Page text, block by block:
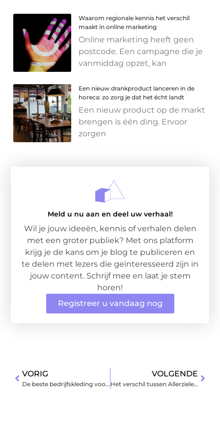
Waarom regionale kennis het verschil
maakt in online marketing
Online marketing heeft geen
postcode. Een campagne die je
vanmiddag opzet, kan
Een nieuw drankproduct lanceren in de
horeca: zo zorg je dat het écht landt
Een nieuw product op de markt
brengen is één ding. Ervoor
zorgen
Meld u nu aan en deel uw verhaal!
Wil je jouw ideeën, kennis of verhalen delen
met een groter publiek? Met ons platform
krijg je de kans om je blog te publiceren en
te delen met lezers die geïnteresseerd zijn in
jouw content. Schrijf mee en laat je stem
horen!
Registreer u vandaag nog
VORIG
De beste bedrijfskleding voor uw onderneming!
VOLGENDE
Het verschil tussen Allerzielen, Allerheiligen en Halloween